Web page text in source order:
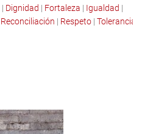
| Dignidad | Fortaleza | Igualdad |
Reconciliación | Respeto| Tolerancia